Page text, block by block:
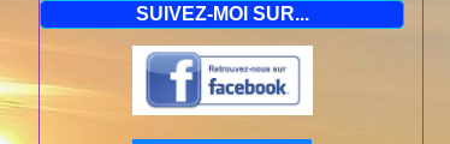
SUIVEZ-MOI SUR...